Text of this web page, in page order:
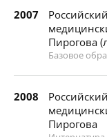
2007
Пирогова
Базовое
2008
Пирогова